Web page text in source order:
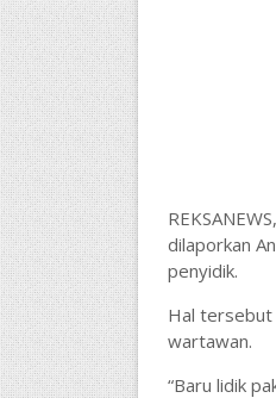
dilaporkan
penyidik.
Hal tersebut
wartawan.
“Baru lidik